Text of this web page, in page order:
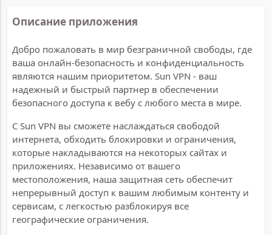
Описание приложения
Добро пожаловать в мир безграничной свободы, где
ваша онлайн-безопасность и конфиденциальность
являются нашим приоритетом. Sun VPN - ваш
надежный и быстрый партнер в обеспечении
безопасного доступа к вебу с любого места в мире.
С Sun VPN вы сможете наслаждаться свободой
интернета, обходить блокировки и ограничения,
которые накладываются на некоторых сайтах и
приложениях. Независимо от вашего
местоположения, наша защитная сеть обеспечит
непрерывный доступ к вашим любимым контенту и
сервисам, с легкостью разблокируя все
географические ограничения.